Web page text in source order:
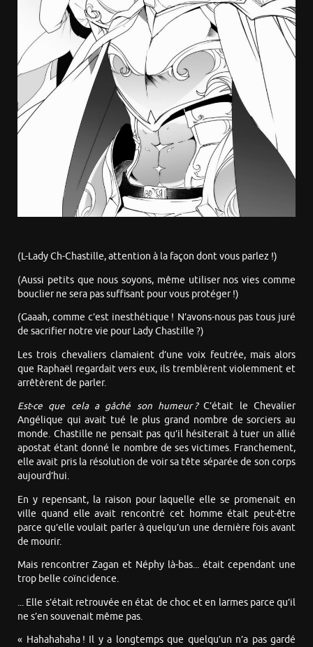
(L-Lady Ch-Chastille, attention à la façon dont vous parlez !)
(Aussi petits que nous soyons, même utiliser nos vies comme
bouclier ne sera pas suffisant pour vous protéger !)
(Gaaah, comme c’est inesthétique ! N’avons-nous pas tous juré
de sacrifier notre vie pour Lady Chastille ?)
Les trois chevaliers clamaient d’une voix feutrée, mais alors
que Raphaël regardait vers eux, ils tremblèrent violemment et
arrêtèrent de parler.
Est-ce que cela a gâché son humeur ?C’était le Chevalier
Angélique qui avait tué le plus grand nombre de sorciers au
monde. Chastille ne pensait pas qu’il hésiterait à tuer un allié
apostat étant donné le nombre de ses victimes. Franchement,
elle avait pris la résolution de voir sa tête séparée de son corps
aujourd’hui.
En y repensant, la raison pour laquelle elle se promenait en
ville quand elle avait rencontré cet homme était peut-être
parce qu’elle voulait parler à quelqu’un une dernière fois avant
de mourir.
Mais rencontrer Zagan et Néphy là-bas... était cependant une
trop belle coïncidence.
... Elle s’était retrouvée en état de choc et en larmes parce qu’il
ne s’en souvenait même pas.
« Hahahahaha ! Il y a longtemps que quelqu’un n’a pas gardé